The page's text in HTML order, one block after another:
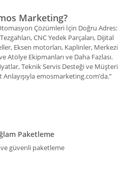
Marketing?
Çözümleri İçin Doğru Adres:
CNC Yedek Parçaları, Dijital
Eksen motorları, Kaplinler, Merkezi
Atölye Ekipmanları ve Daha Fazlası.
Teknik Servis Desteği ve Müşteri
emosmarketing.com’da.”
Paketleme
ve güvenli paketleme